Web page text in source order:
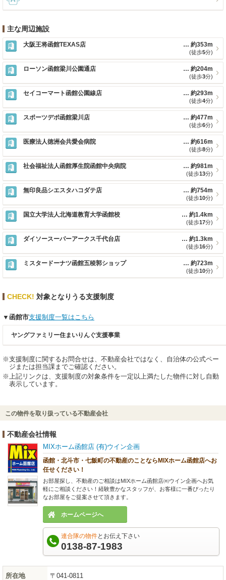
主な周辺施設
大阪王将函館TEXAS店 約353m
(徒歩5分)
ローソン函館梁川公園通店 約204m
(徒歩3分)
セイコーマート函館公園線店 約293m
(徒歩4分)
スポーツデポ函館梁川店 約477m
(徒歩6分)
医療法人徳洲会共愛会病院 約616m
(徒歩8分)
社会福祉法人函館厚生院函館中央病院 約981m
(徒歩13分)
無印良品シエスタハコダテ店 約754m
(徒歩10分)
国立大学法人北海道教育大学函館校 約1.4km
(徒歩17分)
ダイソースーパーアークス千代台店 約1.3km
(徒歩16分)
ミスタードーナツ函館五稜郭ショップ 約723m
(徒歩10分)
対象となりうる支援制度
函館市支援制度一覧はこちら
ヤングファミリー住まいりんぐ支援事業
支援制度に関するお問合せは、不動産会社ではなく、自治体の公式ペー
ジまたは担当課までご確認ください。
上記リンクは、支援制度の対象条件を一定以上満たした物件に対し自動
表示しています。
この物件を取り扱っている不動産会社
不動産会社情報
MIXホーム函館店 (有)ウイン企画
函館・北斗市・七飯町の不動産のことならMIXホーム函館店へお
任せください！
お部屋探し、不動産のご相談はMIXホーム函館店㈲ウイン企画へお気
軽にご相談ください！経験豊かなスタッフが、お客様に一番ぴったり
なお部屋をご提案させて頂きます。
ホームページへ
連合隊の物件とお伝え下さい
0138-87-1983
所在地
〒041-0811